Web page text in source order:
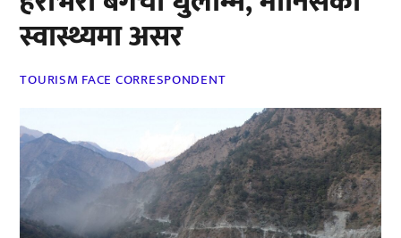
स्वास्थ्यमा असर
TOURISM FACE CORRESPONDENT